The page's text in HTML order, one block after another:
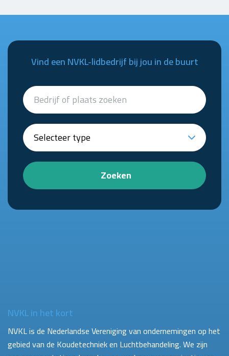
Vind een NVKL-lidbedrijf bij jou in de buurt
Zoeken
NVKL in het kort
NVKL is de Nederlandse Vereniging van ondernemingen op het
gebied van de Koudetechniek en Luchtbehandeling. We zijn